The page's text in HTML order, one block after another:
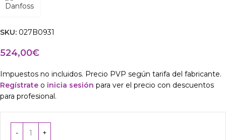
SKU: 027B0931
524,00€
Impuestos no incluidos. Precio PVP según tarifa del fabricante.
Regístrate o inicia sesión para ver el precio con descuentos
para profesional.